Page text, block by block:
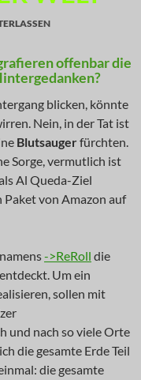
offenbar die
blicken, könnte
Nein, in der Tat ist
Blutsaugerfürchten.
Sorge, vermutlich ist
Al Queda-Ziel
von Amazon auf
->ReRoll die
Um ein
sollen mit
und nach so viele Orte
die gesamte Erde Teil
die gesamte